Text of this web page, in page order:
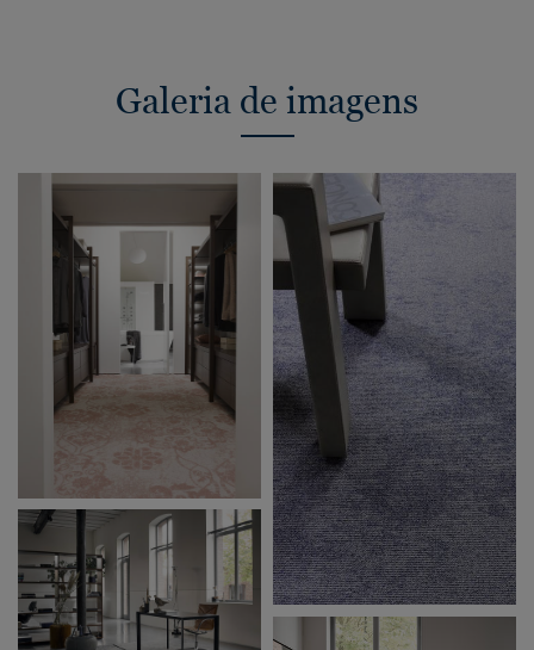
Galeria de imagens